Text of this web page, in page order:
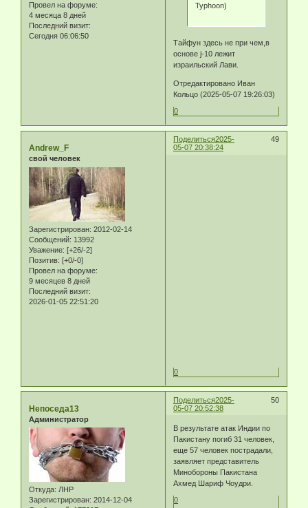
Провел на форуме:
4 месяца 8 дней
Последний визит:
Сегодня 06:06:50
Typhoon)
Тайфун здесь не при чем,в
основе j-10 лежит
израильский Лави.
Отредактировано Иван
Кольцо (2025-05-07 19:26:03)
0
Поделиться 49
2025-
05-07 20:38:24
Andrew_F
свой человек
Зарегистрирован: 2012-02-14
Сообщений: 13992
Уважение: [+26/-2]
Позитив: [+0/-0]
Провел на форуме:
9 месяцев 8 дней
Последний визит:
2026-01-05 22:51:20
0
Поделиться 50
2025-
05-07 20:52:38
Непоседа13
Администратор
Откуда: ЛНР
Зарегистрирован: 2014-12-04
В результате атак Индии по
Пакистану погиб 31 человек,
еще 57 человек пострадали,
заявляет представитель
Минобороны Пакистана
Ахмед Шариф Чоудри.
0